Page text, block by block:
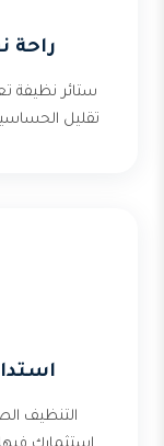
راحة
ستائر نظيفة
تقليل
التنظيف